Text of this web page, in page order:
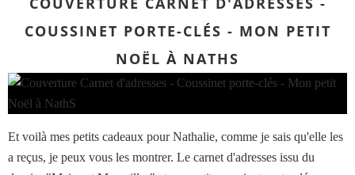
COUSSINET PORTE-CLÉS - MON PETIT
NOËL À NATHS
Et voilà mes petits cadeaux pour Nathalie, comme je sais qu'elle les
a reçus, je peux vous les montrer. Le carnet d'adresses issu du